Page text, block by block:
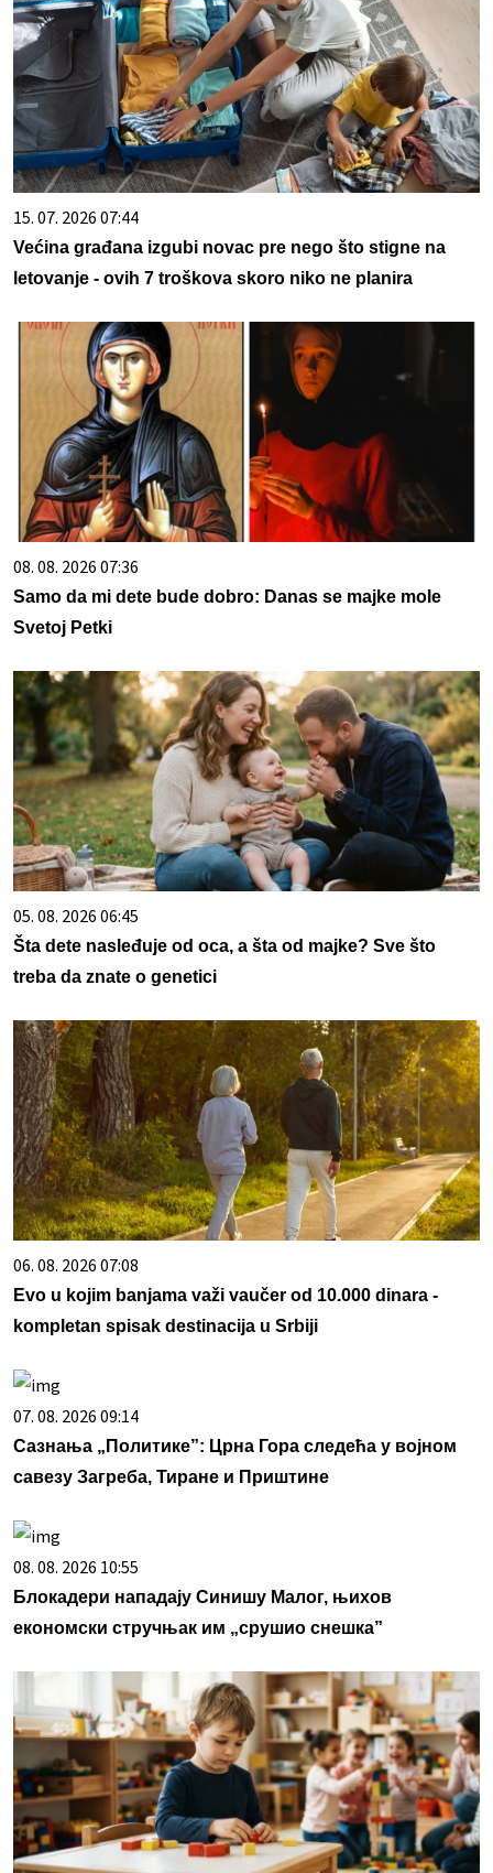
15. 07. 2026 07:44
Većina građana izgubi novac pre nego što stigne na
letovanje - ovih 7 troškova skoro niko ne planira
08. 08. 2026 07:36
Samo da mi dete bude dobro: Danas se majke mole
Svetoj Petki
05. 08. 2026 06:45
Šta dete nasleđuje od oca, a šta od majke? Sve što
treba da znate o genetici
06. 08. 2026 07:08
Evo u kojim banjama važi vaučer od 10.000 dinara -
kompletan spisak destinacija u Srbiji
07. 08. 2026 09:14
Сазнања „Политике”: Црна Гора следећа у војном
савезу Загреба, Тиране и Приштине
08. 08. 2026 10:55
Блокадери нападају Синишу Малог, њихов
економски стручњак им „срушио снешка”